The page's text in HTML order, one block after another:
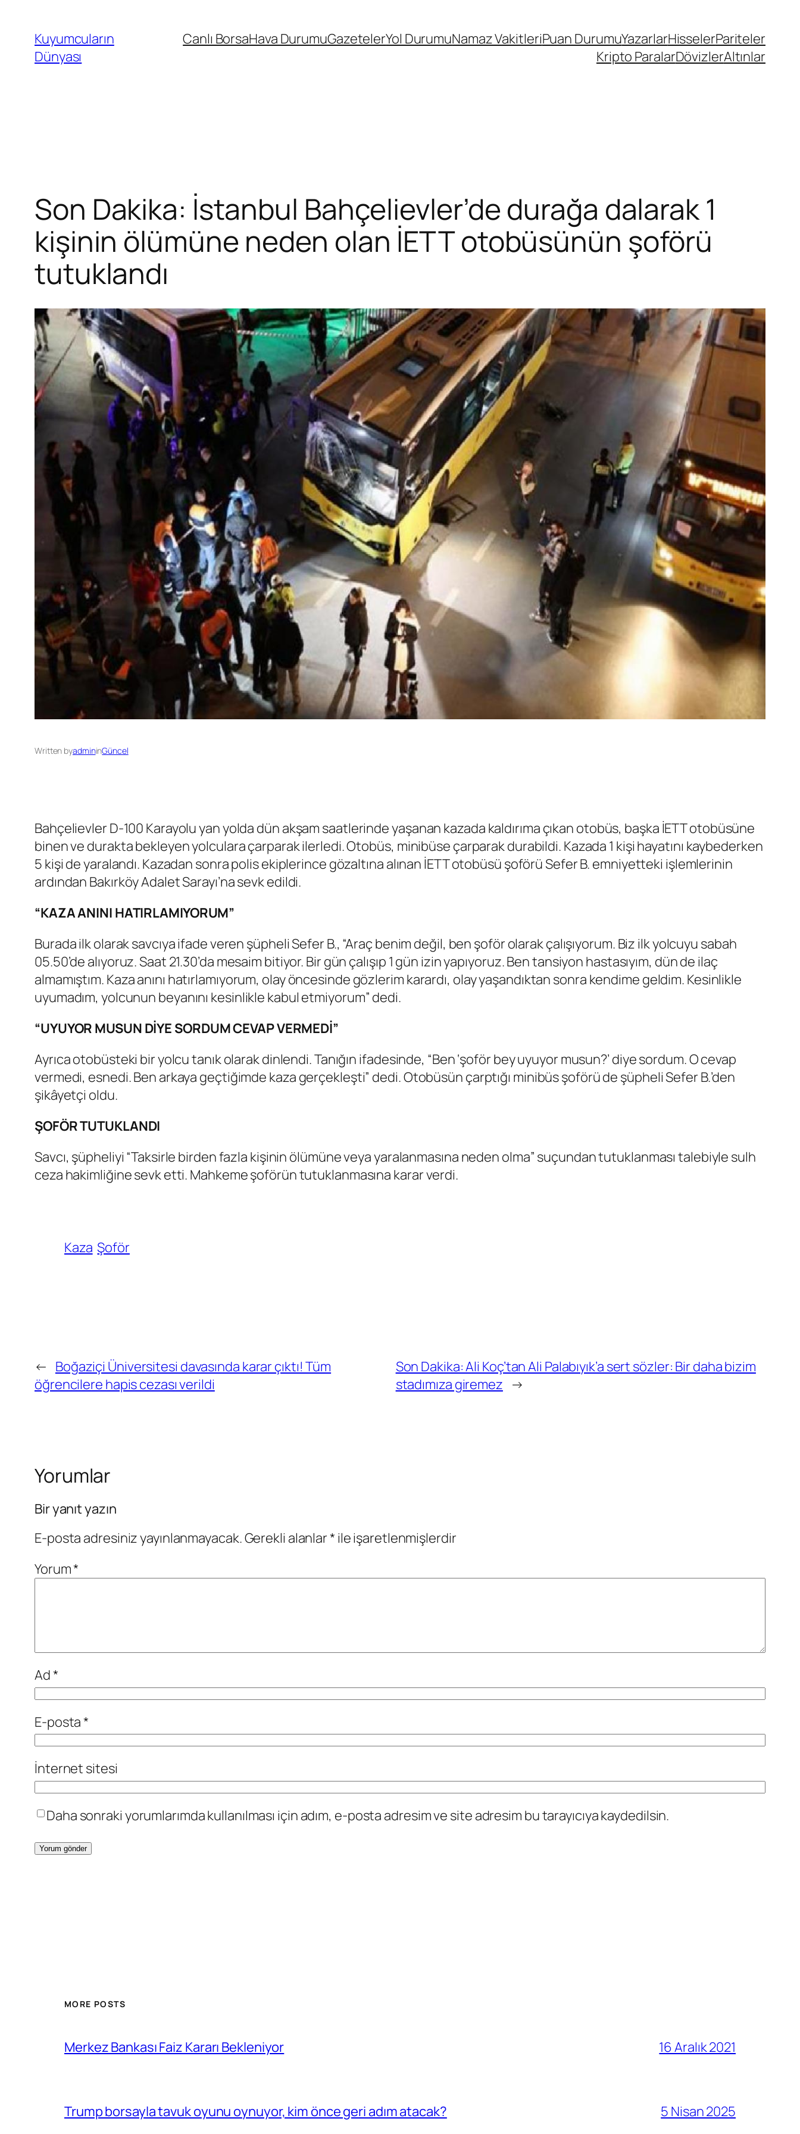
Kuyumcuların
Dünyası
Canlı BorsaHava DurumuGazetelerYol DurumuNamaz VakitleriPuan DurumuYazarlarHisselerPariteler
Kripto ParalarDövizlerAltınlar
Son Dakika: İstanbul Bahçelievler’de durağa dalarak 1
kişinin ölümüne neden olan İETT otobüsünün şoförü
tutuklandı
Written byadmininGüncel
Bahçelievler D-100 Karayolu yan yolda dün akşam saatlerinde yaşanan kazada kaldırıma çıkan otobüs, başka İETT otobüsüne
binen ve durakta bekleyen yolculara çarparak ilerledi. Otobüs, minibüse çarparak durabildi. Kazada 1 kişi hayatını kaybederken
5 kişi de yaralandı. Kazadan sonra polis ekiplerince gözaltına alınan İETT otobüsü şoförü Sefer B. emniyetteki işlemlerinin
ardından Bakırköy Adalet Sarayı’na sevk edildi.
“KAZA ANINI HATIRLAMIYORUM”
Burada ilk olarak savcıya ifade veren şüpheli Sefer B., “Araç benim değil, ben şoför olarak çalışıyorum. Biz ilk yolcuyu sabah
05.50’de alıyoruz. Saat 21.30’da mesaim bitiyor. Bir gün çalışıp 1 gün izin yapıyoruz. Ben tansiyon hastasıyım, dün de ilaç
almamıştım. Kaza anını hatırlamıyorum, olay öncesinde gözlerim karardı, olay yaşandıktan sonra kendime geldim. Kesinlikle
uyumadım, yolcunun beyanını kesinlikle kabul etmiyorum” dedi.
“UYUYOR MUSUN DİYE SORDUM CEVAP VERMEDİ”
Ayrıca otobüsteki bir yolcu tanık olarak dinlendi. Tanığın ifadesinde, “Ben ‘şoför bey uyuyor musun?’ diye sordum. O cevap
vermedi, esnedi. Ben arkaya geçtiğimde kaza gerçekleşti” dedi. Otobüsün çarptığı minibüs şoförü de şüpheli Sefer B.’den
şikâyetçi oldu.
ŞOFÖR TUTUKLANDI
Savcı, şüpheliyi “Taksirle birden fazla kişinin ölümüne veya yaralanmasına neden olma” suçundan tutuklanması talebiyle sulh
ceza hakimliğine sevk etti. Mahkeme şoförün tutuklanmasına karar verdi.
Kaza Şoför
← Boğaziçi Üniversitesi davasında karar çıktı! Tüm
öğrencilere hapis cezası verildi
Son Dakika: Ali Koç’tan Ali Palabıyık’a sert sözler: Bir daha bizim
stadımıza giremez →
Yorumlar
Bir yanıt yazın
E-posta adresiniz yayınlanmayacak.Gerekli alanlar* ile işaretlenmişlerdir
Yorum*
Ad*
E-posta*
İnternet sitesi
Daha sonraki yorumlarımda kullanılması için adım, e-posta adresim ve site adresim bu tarayıcıya kaydedilsin.
MORE POSTS
Merkez Bankası Faiz Kararı Bekleniyor 16 Aralık 2021
Trump borsayla tavuk oyunu oynuyor, kim önce geri adım atacak? 5 Nisan 2025